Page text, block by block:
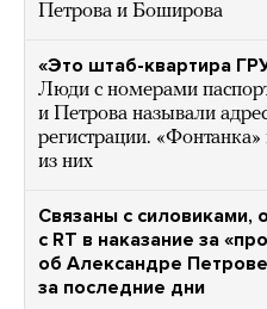
Петрова и Боширова
«Это штаб-квартира
Люди с номерами
и Петрова называли
регистрации.
из них
Связаны с силовиками,
с RT в наказание за
об Александре
за последние дни